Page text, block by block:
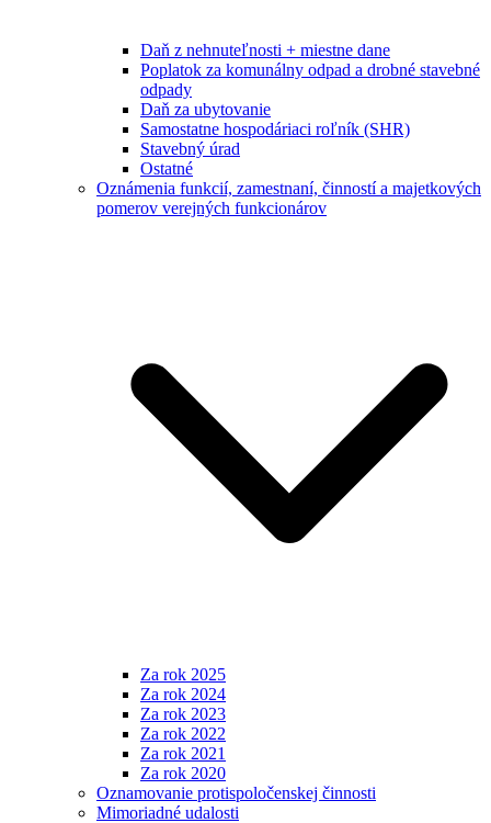
Daň z nehnuteľnosti + miestne dane
Poplatok za komunálny odpad a drobné stavebné
odpady
Daň za ubytovanie
Samostatne hospodáriaci roľník (SHR)
Stavebný úrad
Ostatné
Oznámenia funkcií, zamestnaní, činností a majetkových
pomerov verejných funkcionárov
Za rok 2025
Za rok 2024
Za rok 2023
Za rok 2022
Za rok 2021
Za rok 2020
Oznamovanie protispoločenskej činnosti
Mimoriadné udalosti